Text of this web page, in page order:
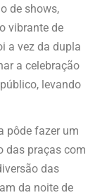
de shows,
vibrante de
a vez da dupla
a celebração
levando
pôde fazer um
das praças com
das
da noite de